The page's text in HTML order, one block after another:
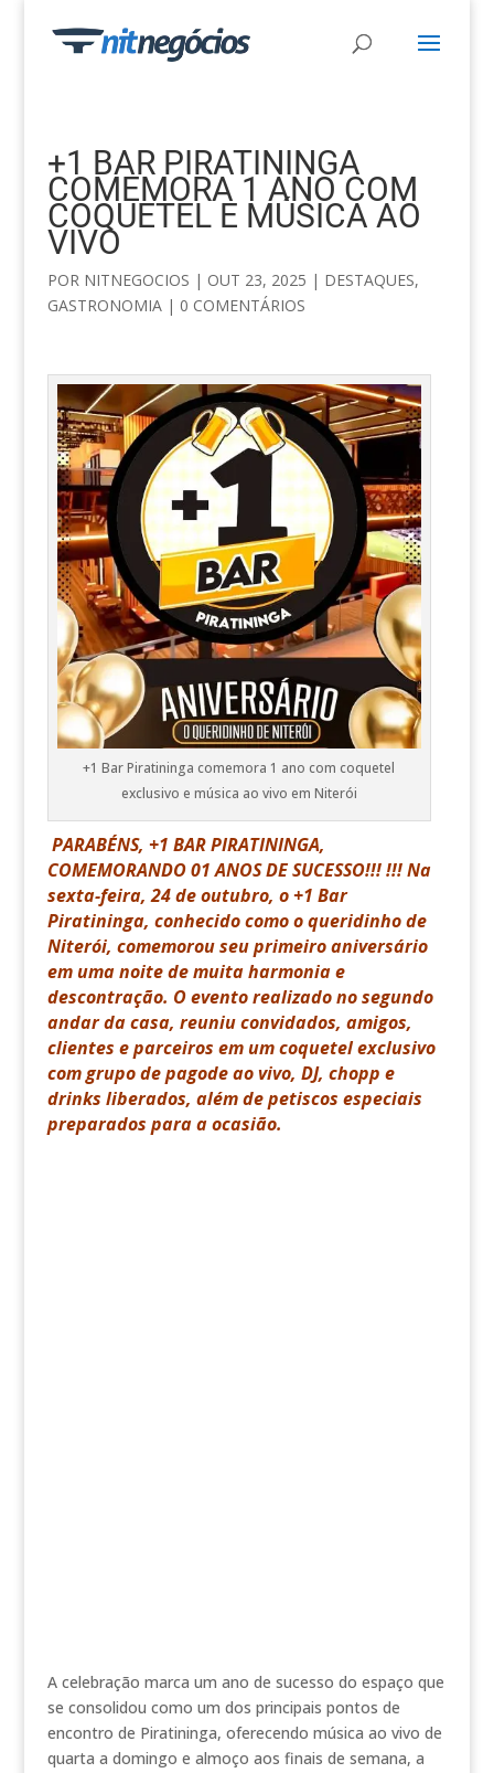
+1 BAR PIRATININGA
COMEMORA 1 ANO COM
COQUETEL E MÚSICA AO
VIVO
POR NITNEGOCIOS | OUT 23, 2025 | DESTAQUES,
GASTRONOMIA| 0 COMENTÁRIOS
+1 Bar Piratininga comemora 1 ano com coquetel
exclusivo e música ao vivo em Niterói
PARABÉNS, +1 BAR PIRATININGA,
COMEMORANDO 01 ANOS DE SUCESSO!!! !!! Na
sexta-feira, 24 de outubro, o +1 Bar
Piratininga, conhecido como o queridinho de
Niterói, comemorou seu primeiro aniversário
em uma noite de muita harmonia e
descontração. O evento realizado no segundo
andar da casa, reuniu convidados, amigos,
clientes e parceiros em um coquetel exclusivo
com grupo de pagode ao vivo, DJ, chopp e
drinks liberados, além de petiscos especiais
preparados para a ocasião.
A celebração marca um ano de sucesso do espaço que
se consolidou como um dos principais pontos de
encontro de Piratininga, oferecendo música ao vivo de
quarta a domingo e almoço aos finais de semana, a